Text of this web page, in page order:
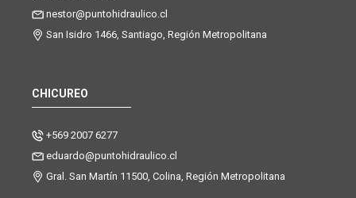
nestor@puntohidraulico.cl
San Isidro 1466, Santiago, Región Metropolitana
CHICUREO
+569 2007 6277
eduardo@puntohidraulico.cl
Gral. San Martín 11500, Colina, Región Metropolitana